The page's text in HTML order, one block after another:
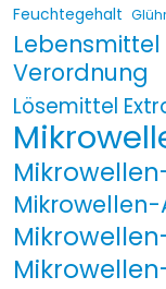
Feuchtegehalt
Verordnung
Lösemittel